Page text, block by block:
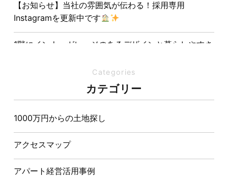
【お知らせ】当社の雰囲気が伝わる！採用専用
Instagramを更新中です
1階にインナーガレージのあるデザインと暮らしやすさ
夏の熱中症対策は家づくりから。屋根・壁・基礎の構
造が快適さをつくる理由
【埼玉県経営品質知事賞】大野知事へ受賞のご報告と
表敬訪問を行いました
Categories
カテゴリー
1000万円からの土地探し
アクセスマップ
アパート経営活用事例